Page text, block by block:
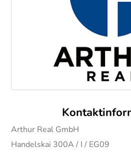
Arthur Real GmbH
Handelskai 300A / I / EG09